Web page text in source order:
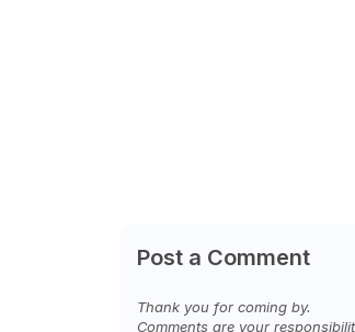
Post a Comment
Thank you for coming by.
Comments are your